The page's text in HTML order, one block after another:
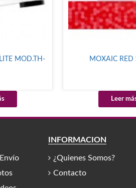
MOD.TH-
MOXAIC RED
Leer
INFORMACIÓN
¿Quienes Somos?
Contacto